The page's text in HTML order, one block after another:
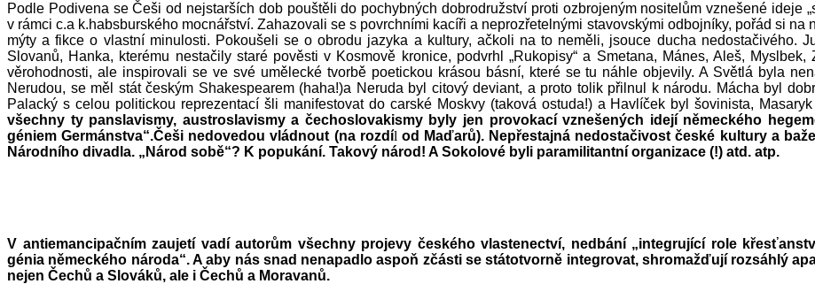
Podle Podivena se Češi od nejstarších dob pouštěli do pochybných dobrodružství proti ozbrojeným nositelům vznešené ideje
v rámci c.a k.habsburského mocnářství. Zahazovali se s povrchními kacíři a neprozřetelnými stavovskými odbojníky, pořád si
mýty a fikce o vlastní minulosti. Pokoušeli se o obrodu jazyka a kultury, ačkoli na to neměli, jsouce ducha nedostačivého.
Slovanů, Hanka, kterému nestačily staré pověsti v Kosmově kronice, podvrhl „Rukopisy“ a Smetana, Mánes, Aleš,
věrohodnosti, ale inspirovali se ve své umělecké tvorbě poetickou krásou básní, které se tu náhle objevily. A Světlá byla
Nerudou, se měl stát českým Shakespearem (haha!)a Neruda byl citový deviant, a proto tolik přilnul k národu. Mácha byl
Palacký s celou politickou reprezentací šli manifestovat do carské Moskvy (taková ostuda!) a Havlíček byl šovinista,
všechny ty panslavismy, austroslavismy a čechoslovakismy byly jen provokací vznešených idejí německého
géniem Germánstva“.Češi nedovedou vládnout (na rozdíl od Maďarů). Nepřestajná nedostačivost české kultury a
Národního divadla. „Národ sobě“? K popukání. Takový národ! A Sokolové byli paramilitantní organizace (!) atd. atp.
V antiemancipačním zaujetí vadí autorům všechny projevy českého vlastenectví, nedbání „integrující role
génia německého národa“. A aby nás snad nenapadlo aspoň zčásti se státotvorně integrovat, shromažďují rozsáhlý
nejen Čechů a Slováků, ale i Čechů a Moravanů.